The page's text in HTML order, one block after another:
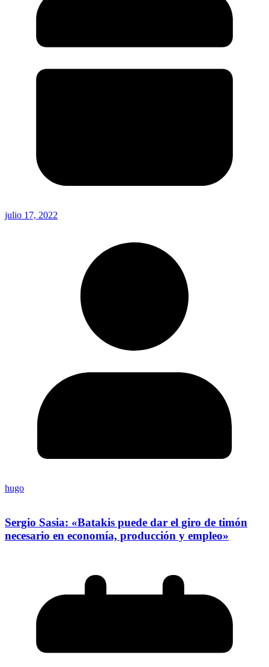
julio 17, 2022
hugo
Sergio Sasia: «Batakis puede dar el giro de timón
necesario en economía, producción y empleo»